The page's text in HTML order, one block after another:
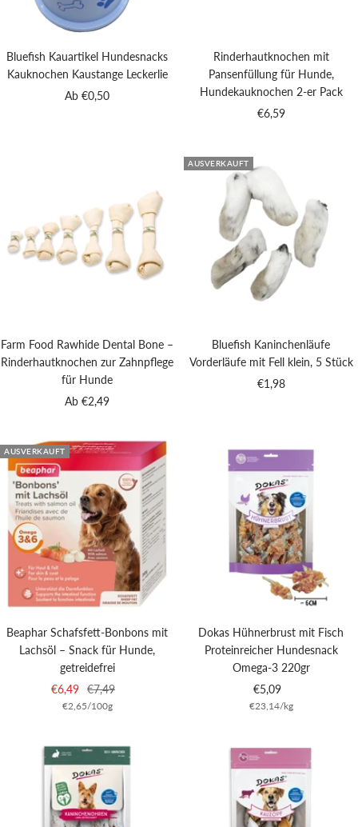
Bluefish Kauartikel Hundesnacks
Kauknochen Kaustange Leckerlie
Angebotspreis
Ab €0,50
Rinderhautknochen mit
Pansenfüllung für Hunde,
Hundekauknochen 2-er Pack
Angebotspreis
€6,59
Farm Food Rawhide Dental Bone –
Rinderhautknochen zur Zahnpflege
für Hunde
Angebotspreis
Ab €2,49
AUSVERKAUFT
Bluefish Kaninchenläufe
Vorderläufe mit Fell klein, 5 Stück
Angebotspreis
€1,98
AUSVERKAUFT
Beaphar Schafsfett-Bonbons mit
Lachsöl – Snack für Hunde,
getreidefrei
Angebotspreis
€6,49 Regulärer
Preis
€7,49
€2,65/100g
Dokas Hühnerbrust mit Fisch
Proteinreicher Hundesnack
Omega-3 220gr
Angebotspreis
€5,09
€23,14/kg